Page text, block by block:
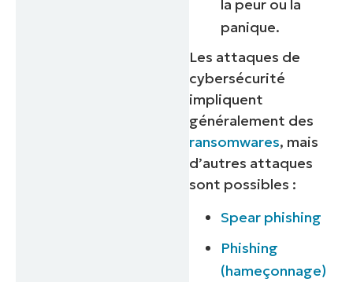
la peur ou la
panique.
Les attaques de
cybersécurité
impliquent
généralement des
ransomwares, mais
d’autres attaques
sont possibles :
Spear phishing
Phishing
(hameçonnage)
Commencez votre essai de 14 jours
Pas de carte de crédit requise, accès complet à
toutes les fonctionnalités.